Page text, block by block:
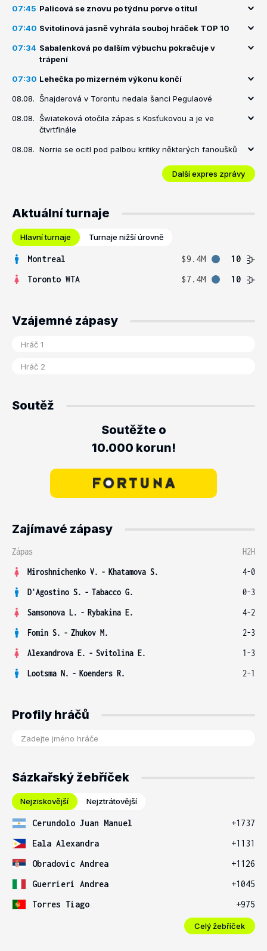
07:45 Palicová se znovu po týdnu porve o titul
07:40 Svitolinová jasně vyhrála souboj hráček TOP 10
07:34 Sabalenková po dalším výbuchu pokračuje v
trápení
07:30 Lehečka po mizerném výkonu končí
08.08. Šnajderová v Torontu nedala šanci Pegulaové
08.08. Šwiateková otočila zápas s Kosťukovou a je ve
čtvrtfinále
08.08. Norrie se ocitl pod palbou kritiky některých fanoušků
Další expres zprávy
Aktuální turnaje
Hlavní turnaje Turnaje nižší úrovně
Montreal $9.4M
10
Toronto WTA
$7.4M 10
Vzájemné zápasy
Soutěž
Soutěžte o
10.000 korun!
Zajímavé zápasy
Zápas
H2H
Miroshnichenko V. - Khatamova S.
4-0
D'Agostino S. - Tabacco G.
0-3
Samsonova L. - Rybakina E.
4-2
Fomin S. - Zhukov M.
2-3
Alexandrova E. - Svitolina E.
1-3
Lootsma N. - Koenders R. 2-1
Profily hráčů
Sázkařský žebříček
Nejziskovější Nejztrátovější
Cerundolo Juan Manuel
+1737
Eala Alexandra
+1131
Obradovic Andrea
+1126
Guerrieri Andrea
+1045
Torres Tiago
+975
Celý žebříček